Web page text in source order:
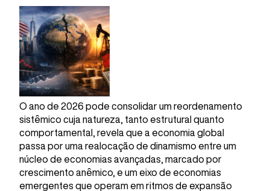
O ano de 2026 pode consolidar um reordenamento
sistêmico cuja natureza, tanto estrutural quanto
comportamental, revela que a economia global
passa por uma realocação de dinamismo entre um
núcleo de economias avançadas, marcado por
crescimento anêmico, e um eixo de economias
emergentes que operam em ritmos de expansão